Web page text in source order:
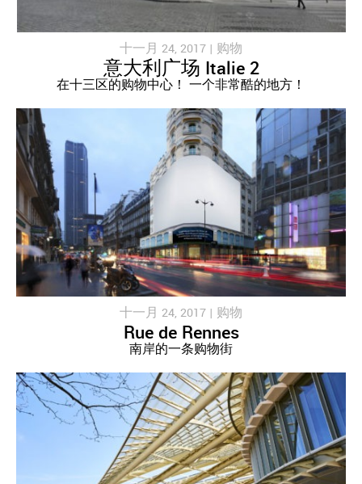
十一月 24, 2017 | 购物
意大利广场 Italie 2
在十三区的购物中心！ 一个非常酷的地方！
十一月 24, 2017 | 购物
Rue de Rennes
南岸的一条购物街